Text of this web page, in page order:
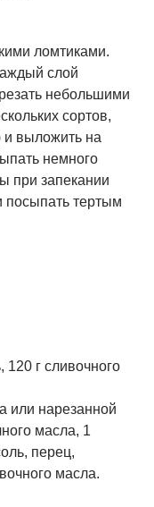
ломтиками.
слой
небольшими
сортов,
и выложить на
немного
при запекании
посыпать тертым
120 г сливочного
или нарезанной
масла, 1
перец,
масла.